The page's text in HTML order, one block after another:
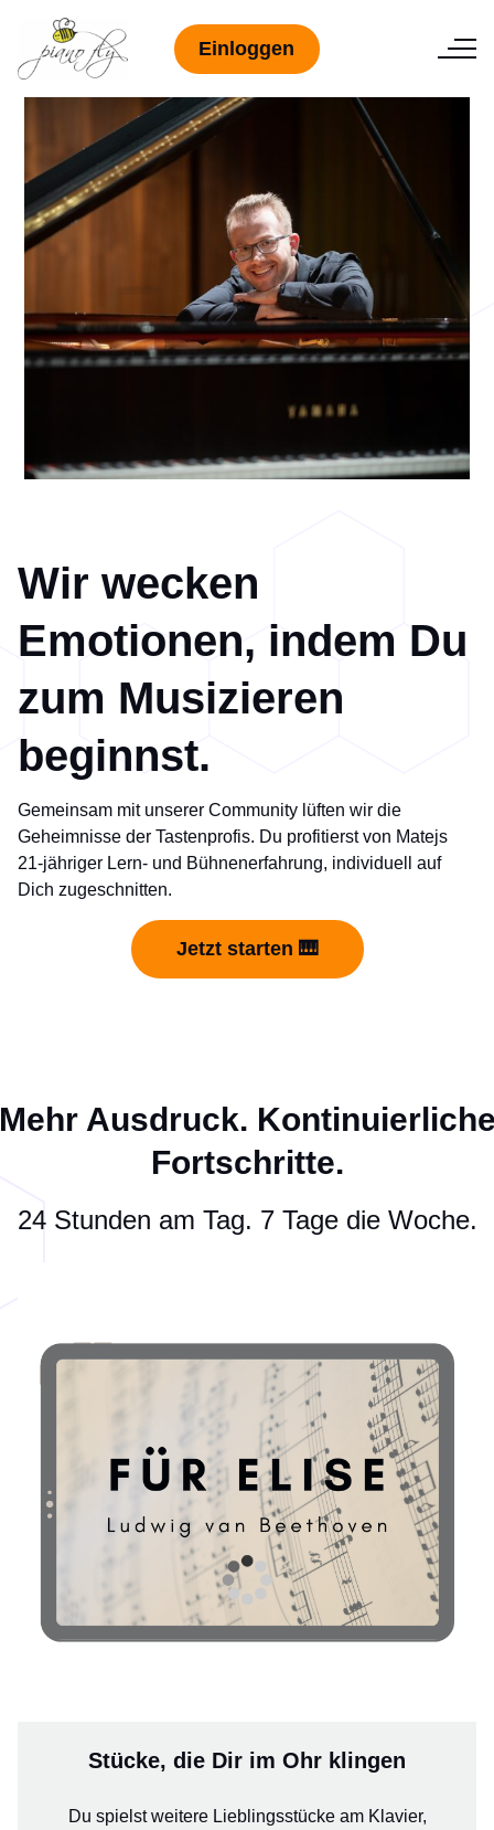
Einloggen
Wir wecken
Emotionen, indem Du
zum Musizieren
beginnst.
Gemeinsam mit unserer Community lüften wir die
Geheimnisse der Tastenprofis. Du profitierst von Matejs
21-jähriger Lern- und Bühnenerfahrung, individuell auf
Dich zugeschnitten.
Jetzt starten 🎹
Ausdruck.
Fortschritte.
24 Stunden am Tag. 7 Tage die Woche.
Stücke, die Dir im Ohr klingen
Du spielst weitere Lieblingsstücke am Klavier,